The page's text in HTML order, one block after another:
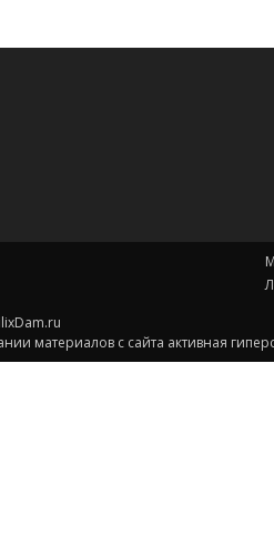
материалов с сайта активная